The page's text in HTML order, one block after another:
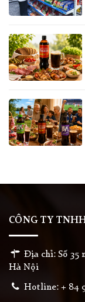
CÔNG TY
Địa chỉ: Số 35
Hà Nội
Hotline: + 84